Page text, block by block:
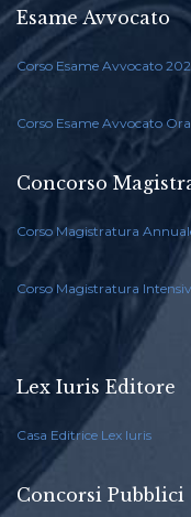
Esame Avvocato
Corso Esame Avvocato
Corso Esame Avvocato
Concorso
Corso Magistratura
Corso Magistratura
Lex Iuris Editore
Casa Editrice Lex Iuris
Concorsi Pubblici